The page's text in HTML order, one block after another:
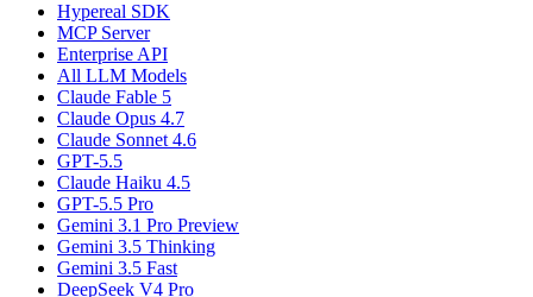
Hypereal SDK
MCP Server
Enterprise API
All LLM Models
Claude Fable 5
Claude Opus 4.7
Claude Sonnet 4.6
GPT-5.5
Claude Haiku 4.5
GPT-5.5 Pro
Gemini 3.1 Pro Preview
Gemini 3.5 Thinking
Gemini 3.5 Fast
DeepSeek V4 Pro